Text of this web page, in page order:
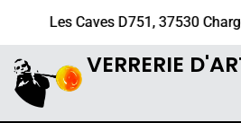
Les Caves D751, 37530
VERRERIE